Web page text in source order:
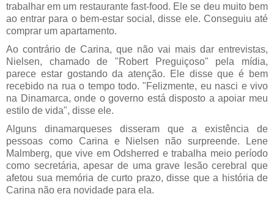
trabalhar em um restaurante fast-food. Ele se deu muito bem
ao entrar para o bem-estar social, disse ele. Conseguiu até
comprar um apartamento.
Ao contrário de Carina, que não vai mais dar entrevistas,
Nielsen, chamado de "Robert Preguiçoso" pela mídia,
parece estar gostando da atenção. Ele disse que é bem
recebido na rua o tempo todo. "Felizmente, eu nasci e vivo
na Dinamarca, onde o governo está disposto a apoiar meu
estilo de vida", disse ele.
Alguns dinamarqueses disseram que a existência de
pessoas como Carina e Nielsen não surpreende. Lene
Malmberg, que vive em Odsherred e trabalha meio período
como secretária, apesar de uma grave lesão cerebral que
afetou sua memória de curto prazo, disse que a história de
Carina não era novidade para ela.